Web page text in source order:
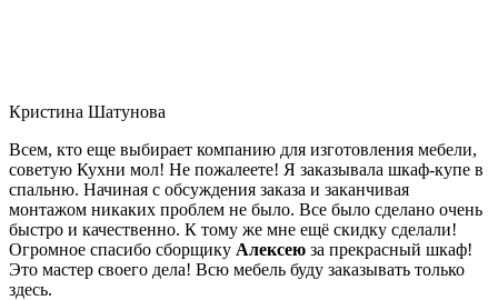
Кристина Шатунова
Всем, кто еще выбирает компанию для изготовления мебели,
советую Кухни мол! Не пожалеете! Я заказывала шкаф-купе в
спальню. Начиная с обсуждения заказа и заканчивая
монтажом никаких проблем не было. Все было сделано очень
быстро и качественно. К тому же мне ещё скидку сделали!
Огромное спасибо сборщику Алексею за прекрасный шкаф!
Это мастер своего дела! Всю мебель буду заказывать только
здесь.